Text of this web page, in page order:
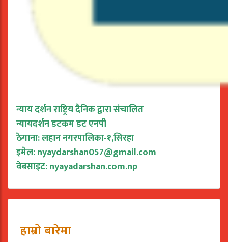
न्याय दर्शन राष्ट्रिय दैनिक द्वारा संचालित
न्यायदर्शन डटकम डट एनपी
ठेगाना: लहान नगरपालिका-१,सिरहा
इमेल:nyaydarshan057@gmail.com
वेबसाइट: nyayadarshan.com.np
हाम्रो बारेमा